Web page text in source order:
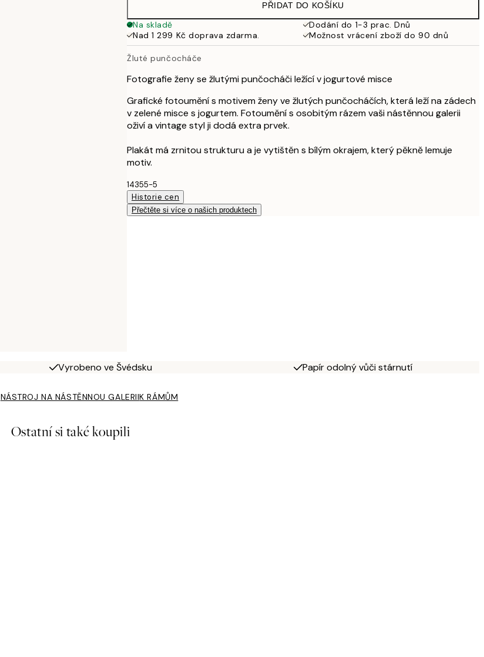
PŘIDAT DO KOŠÍKU
Na skladě
Dodání do 1-3 prac. Dnů
Nad 1 299 Kč doprava zdarma.
Možnost vrácení zboží do 90 dnů
Žluté punčocháče
Fotografie ženy se žlutými punčocháči ležící v jogurtové misce
Grafické fotoumění s motivem ženy ve žlutých punčocháčích, která leží na zádech
v zelené misce s jogurtem. Fotoumění s osobitým rázem vaši nástěnnou galerii
oživí a vintage styl ji dodá extra prvek.
Plakát má zrnitou strukturu a je vytištěn s bílým okrajem, který pěkně lemuje
motiv.
14355-5
Historie cen
Přečtěte si více o našich produktech
Vyrobeno ve Švédsku Papír odolný vůči stárnutí
NÁSTROJ NA NÁSTĚNNOU GALERIIK RÁMŮM
Ostatní si také koupili